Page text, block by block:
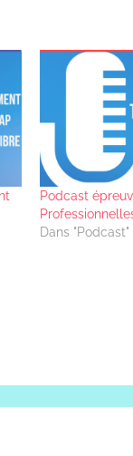
Podcast
Dans "Podcast"